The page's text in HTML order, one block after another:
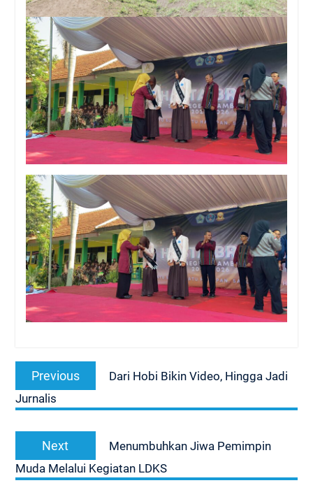
Navigasi
posPrevious
Previous
post:
Dari Hobi Bikin Video, Hingga Jadi
Jurnalis
Next
post:
Menumbuhkan Jiwa Pemimpin
Muda Melalui Kegiatan LDKS